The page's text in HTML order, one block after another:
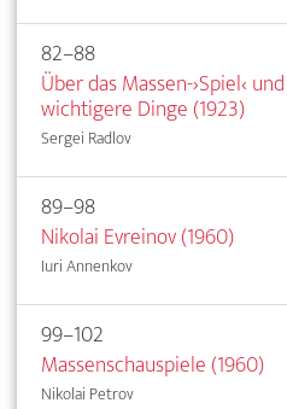
82–88
Über das Massen-›Spiel‹ und
wichtigere Dinge (1923)
Sergei Radlov
89–98
Nikolai Evreinov (1960)
Iuri Annenkov
99–102
Massenschauspiele (1960)
Nikolai Petrov